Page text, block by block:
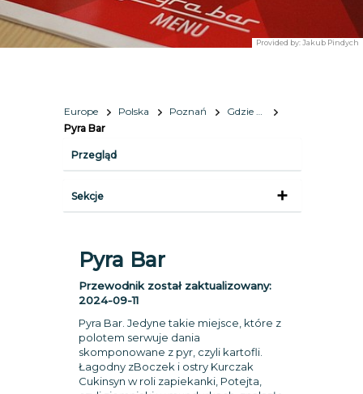
Provided by: Jakub Pindych
Europe Polska Poznań
Gdzie zjeść?
Pyra Bar
Przegląd
Sekcje
Pyra Bar
Przewodnik został zaktualizowany:
2024-09-11
Pyra Bar. Jedyne takie miejsce, które z
polotem serwuje dania
skomponowane z pyr, czyli kartofli.
Łagodny zBoczek i ostry Kurczak
Cukinsyn w roli zapiekanki, Potejta,